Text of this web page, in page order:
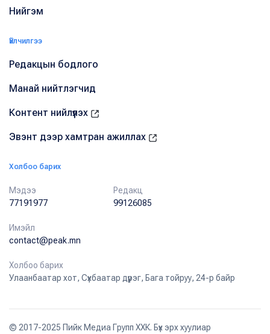
Нийгэм
Үйлчилгээ
Редакцын бодлого
Манай нийтлэгчид
Контент нийлүүлэх
Эвэнт дээр хамтран ажиллах
Холбоо барих
Мэдээ
77191977
Редакц
99126085
Имэйл
contact@peak.mn
Холбоо барих
Улаанбаатар хот, Сүхбаатар дүүрэг, Бага тойруу, 24-р байр
© 2017-2025 Пийк Медиа Групп ХХК. Бүх эрх хуулиар